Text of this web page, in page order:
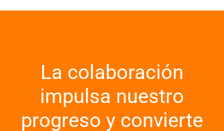
La colaboración
impulsa nuestro
progreso y convierte